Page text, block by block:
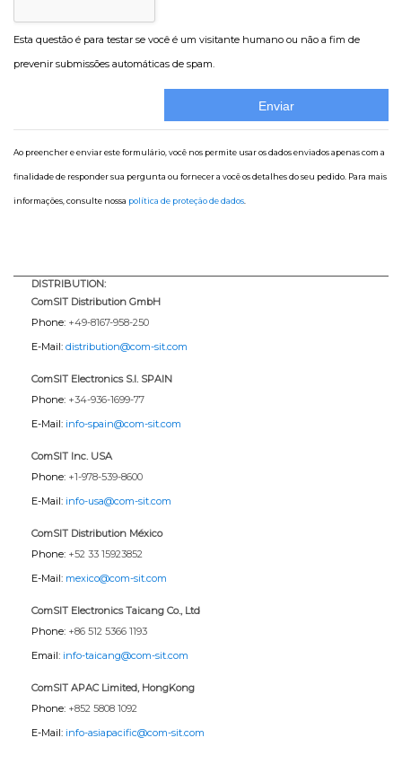
Esta questão é para testar se você é um visitante humano ou não a fim de
prevenir submissões automáticas de spam.
Ao preencher e enviar este formulário, você nos permite usar os dados enviados apenas com a
finalidade de responder sua pergunta ou fornecer a você os detalhes do seu pedido. Para mais
informações, consulte nossa política de proteção de dados
DISTRIBUTION:
ComSIT Distribution GmbH
Phone: +49-8167-958-250
E-Mail: distribution@com-sit.com
ComSIT Electronics S.l. SPAIN
Phone: +34-936-1699-77
E-Mail: info-spain@com-sit.com
ComSIT Inc. USA
Phone: +1-978-539-8600
E-Mail: info-usa@com-sit.com
ComSIT Distribution México
Phone: +52 33 15923852
E-Mail: mexico@com-sit.com
ComSIT Electronics Taicang Co., Ltd
Phone: +86 512 5366 1193
Email: info-taicang@com-sit.com
ComSIT APAC Limited, HongKong
Phone: +852 5808 1092
E-Mail: info-asiapacific@com-sit.com